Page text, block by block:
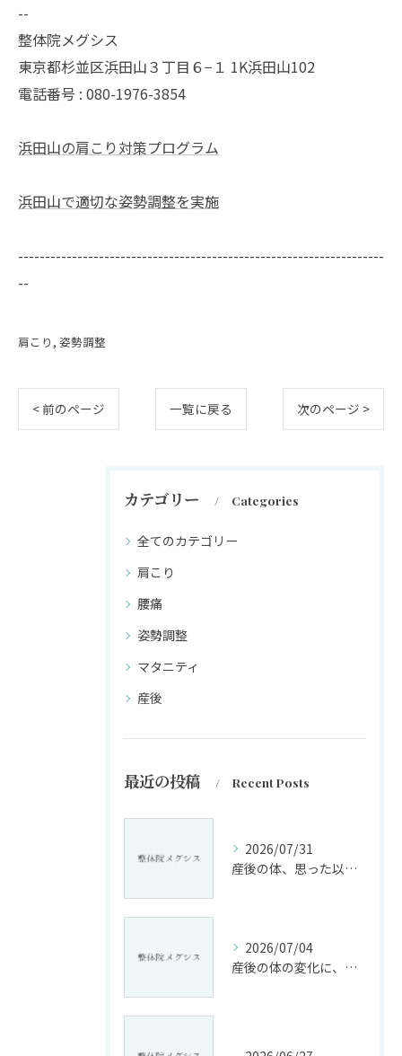
--
整体院メグシス
東京都杉並区浜田山３丁目６−１ 1K浜田山102
電話番号 : 080-1976-3854
浜田山の肩こり対策プログラム
浜田山で適切な姿勢調整を実施
--------------------------------------------------------------------
--
肩こり 姿勢調整
< 前のページ 一覧に戻る 次のページ >
カテゴリー Categories
全てのカテゴリー
肩こり
腰痛
姿勢調整
マタニティ
産後
最近の投稿 Recent Posts
2026/07/31
産後の体、思った以上に変化していませんか?
2026/07/04
産後の体の変化に、戸惑っていませんか?